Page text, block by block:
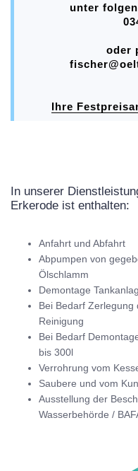
unter
oder
Ihre
In unserer
Erkerode ist enthalten:
Anfahrt und Abfahrt
Abpumpen von
Ölschlamm
Demontage
Bei Bedarf Zerlegung
Reinigung
Bei Bedarf
bis 300l
Verrohrung vom
Saubere und vom
Ausstellung der
Wasserbehörde /